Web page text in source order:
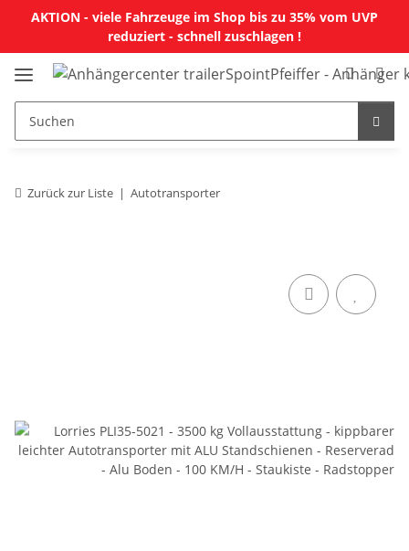
AKTION - viele Fahrzeuge im Shop bis zu 35% vom UVP
reduziert - schnell zuschlagen !
Zurück zur Liste Autotransporter